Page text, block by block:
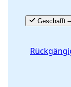
Geschafft